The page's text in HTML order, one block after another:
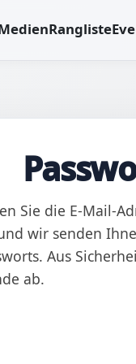
Rangliste
Sie die E-Mail-
wir senden
Aus
ab.